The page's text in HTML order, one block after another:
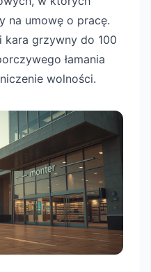
na umowę o pracę.
kara grzywny do 100
łamania
wolności.